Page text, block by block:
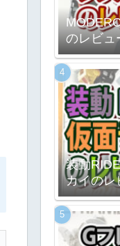
のレビュ
装動
カイのレ